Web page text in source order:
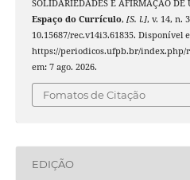
SOLIDARIEDADES E AFIRMAÇÃO DE
Espaço do Currículo, [S. l.], v. 14, n.
10.15687/rec.v14i3.61835. Disponível
https://periodicos.ufpb.br/index.php/
em: 7 ago. 2026.
Fomatos de Citação
EDIÇÃO